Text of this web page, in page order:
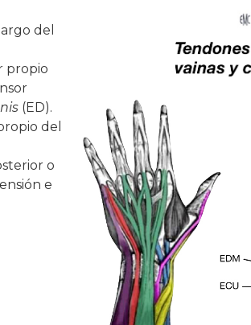
del
propio
(ED).
del
o
e